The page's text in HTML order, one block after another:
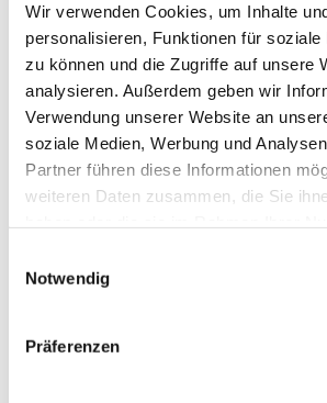
Wir verwenden Cookies, um Inhalte
personalisieren, Funktionen für soziale
zu können und die Zugriffe auf unsere
analysieren. Außerdem geben wir
Verwendung unserer Website an
soziale Medien, Werbung und
Partner führen diese Informationen
weiteren Daten zusammen, die Sie
Notwendig
Präferenzen
Dies könnte Sie